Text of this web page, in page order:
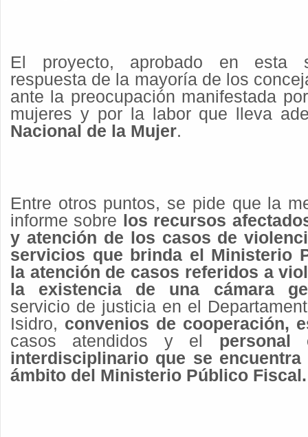
El proyecto, aprobado en esta
respuesta de la mayoría de los
ante la preocupación manifestada
mujeres y por la labor que lleva
Nacional de la Mujer.
Entre otros puntos, se pide que la
informe sobre los recursos
y atención de los casos de
servicios que brinda el Ministerio
la atención de casos referidos a
la existencia de una cámara
servicio de justicia en el
Isidro, convenios de cooperación,
casos atendidos y el personal
interdisciplinario que se
ámbito del Ministerio Público Fiscal.